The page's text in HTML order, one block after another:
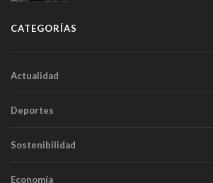
CATEGORÍAS
Actualidad
Deportes
Sostenibilidad
Economía